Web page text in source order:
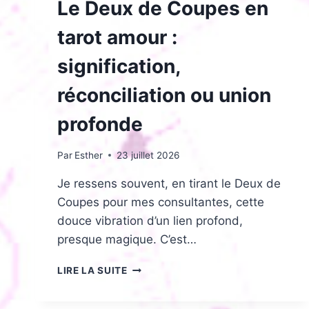
Le Deux de Coupes en
tarot amour :
signification,
réconciliation ou union
profonde
Par Esther 23 juillet 2026
Je ressens souvent, en tirant le Deux de
Coupes pour mes consultantes, cette
douce vibration d’un lien profond,
presque magique. C’est…
LIRE LA SUITELE